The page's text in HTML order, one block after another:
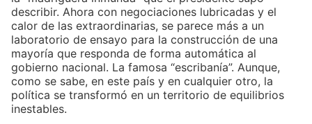
describir. Ahora con negociaciones lubricadas y el
calor de las extraordinarias, se parece más a un
laboratorio de ensayo para la construcción de una
mayoría que responda de forma automática al
gobierno nacional. La famosa “escribanía”. Aunque,
como se sabe, en este país y en cualquier otro, la
política se transformó en un territorio de equilibrios
inestables.